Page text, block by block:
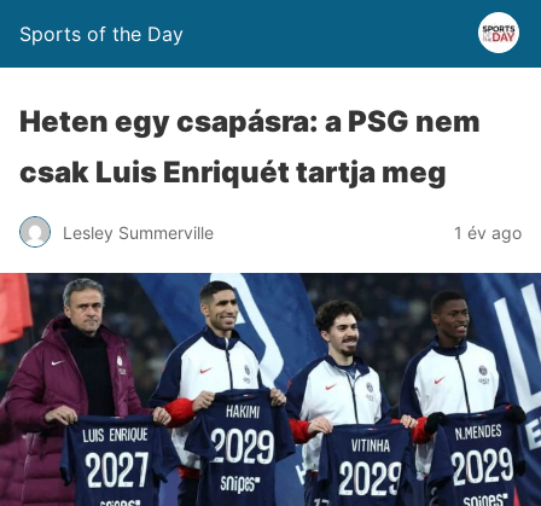
Sports of the Day
Heten egy csapásra: a PSG nem
csak Luis Enriquét tartja meg
Lesley Summerville 1 év ago